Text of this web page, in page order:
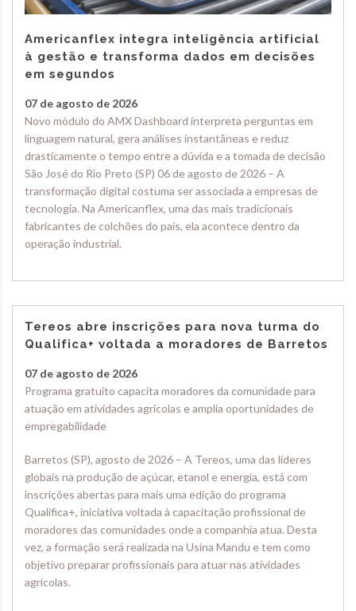
Americanflex integra inteligência artificial
à gestão e transforma dados em decisões
em segundos
07 de agosto de 2026
Novo módulo do AMX Dashboard interpreta perguntas em
linguagem natural, gera análises instantâneas e reduz
drasticamente o tempo entre a dúvida e a tomada de decisão
São José do Rio Preto (SP) 06 de agosto de 2026 – A
transformação digital costuma ser associada a empresas de
tecnologia. Na Americanflex, uma das mais tradicionais
fabricantes de colchões do país, ela acontece dentro da
operação industrial.
Tereos abre inscrições para nova turma do
Qualifica+ voltada a moradores de Barretos
07 de agosto de 2026
Programa gratuito capacita moradores da comunidade para
atuação em atividades agrícolas e amplia oportunidades de
empregabilidade
Barretos (SP), agosto de 2026 – A Tereos, uma das líderes
globais na produção de açúcar, etanol e energia, está com
inscrições abertas para mais uma edição do programa
Qualifica+, iniciativa voltada à capacitação profissional de
moradores das comunidades onde a companhia atua. Desta
vez, a formação será realizada na Usina Mandu e tem como
objetivo preparar profissionais para atuar nas atividades
agrícolas.